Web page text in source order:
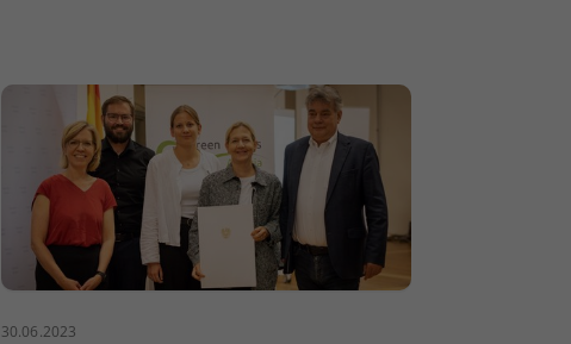
30.06.2023